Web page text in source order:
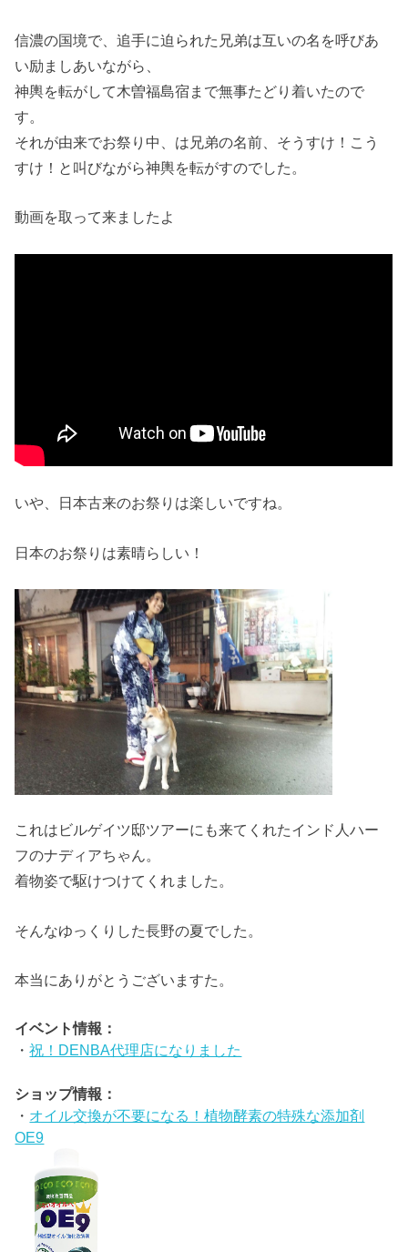
信濃の国境で、追手に迫られた兄弟は互いの名を呼びあ
い励ましあいながら、
神輿を転がして木曽福島宿まで無事たどり着いたので
す。
それが由来でお祭り中、は兄弟の名前、そうすけ！こう
すけ！と叫びながら神輿を転がすのでした。
動画を取って来ましたよ
いや、日本古来のお祭りは楽しいですね。
日本のお祭りは素晴らしい！
これはビルゲイツ邸ツアーにも来てくれたインド人ハー
フのナディアちゃん。
着物姿で駆けつけてくれました。
そんなゆっくりした長野の夏でした。
本当にありがとうございますた。
イベント情報：
・祝！DENBA代理店になりました
ショップ情報：
・ オイル交換が不要になる！植物酵素の特殊な添加剤
OE9